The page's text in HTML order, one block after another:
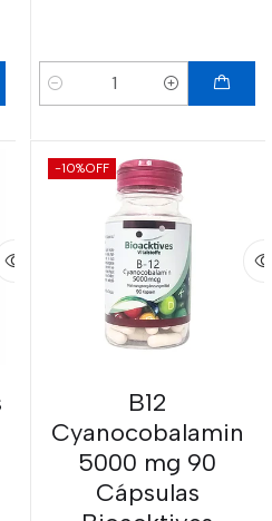
Cantidad
-10%OFF
B12
Cyanocobalamin
5000 mg 90
Cápsulas